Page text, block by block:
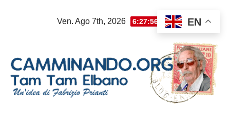
Ven. Ago 7th, 2026 6:27:57 PM EN